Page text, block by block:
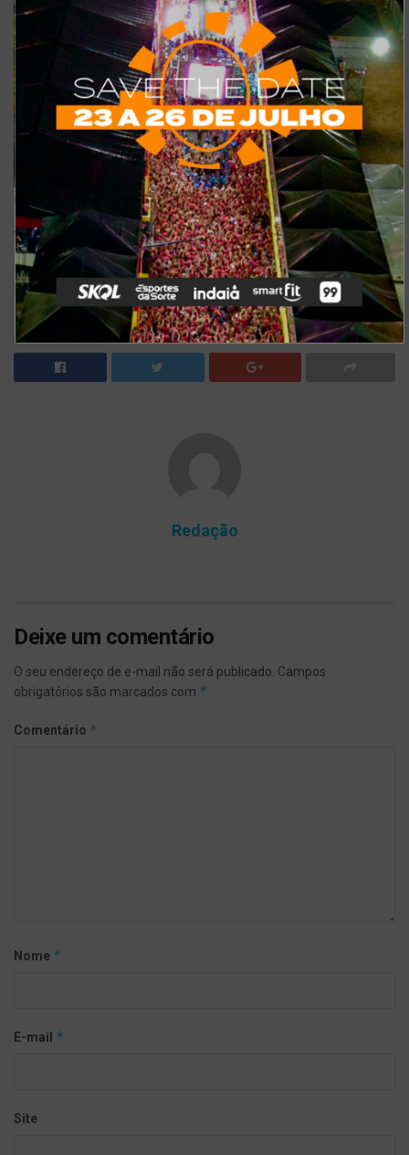
Tags: cardápio colosso colosso fortaleza
guia de eventos happy hour menu executivo
restaurantes fortaleza risoto shows em fortaleza
sobremesas
Redação
Deixe um comentário
O seu endereço de e-mail não será publicado. Campos
obrigatórios são marcados com *
Comentário *
Nome *
E-mail *
Site